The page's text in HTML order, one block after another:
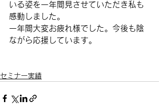
いる姿を一年間見させていただき私も
感動しました。
一年間大変お疲れ様でした。今後も陰
ながら応援しています。
セミナー実績